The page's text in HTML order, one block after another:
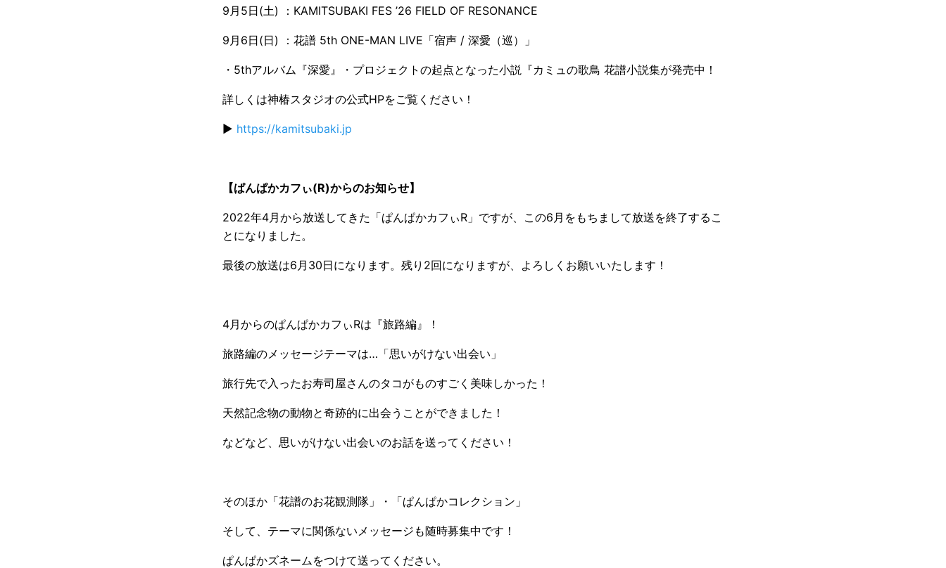
9月5日(土) ：KAMITSUBAKI FES ’26 FIELD OF RESONANCE
9月6日(日) ：花譜 5th ONE-MAN LIVE「宿声 / 深愛（巡）」
・5thアルバム『深愛』・プロジェクトの起点となった小説『カミュの歌鳥 花譜小説集が発売中！
詳しくは神椿スタジオの公式HPをご覧ください！
▶️ https://kamitsubaki.jp
【ぱんぱかカフぃ(R)からのお知らせ】
2022年4月から放送してきた「ぱんぱかカフぃR」ですが、この6月をもちまして放送を終了するこ
とになりました。
最後の放送は6月30日になります。残り2回になりますが、よろしくお願いいたします！
4月からのぱんぱかカフぃRは『旅路編』！
旅路編のメッセージテーマは…「思いがけない出会い」
旅行先で入ったお寿司屋さんのタコがものすごく美味しかった！
天然記念物の動物と奇跡的に出会うことができました！
などなど、思いがけない出会いのお話を送ってください！
そのほか「花譜のお花観測隊」・「ぱんぱかコレクション」
そして、テーマに関係ないメッセージも随時募集中です！
ぱんぱかズネームをつけて送ってください。